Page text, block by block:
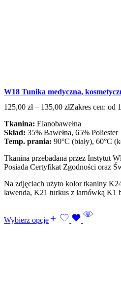
W18 Tunika medyczna,
125,00 zł – 135,00 złZakres cen: od
Tkanina: Elanobawełna
Skład: 35% Bawełna, 65% Poliester
Temp. prania: 90°C (biały), 60°C
Tkanina przebadana przez Instytut
Posiada Certyfikat Zgodności oraz
Na zdjęciach użyto kolor tkaniny
lawenda, K21 turkus z lamówką K1
Wybierz opcje